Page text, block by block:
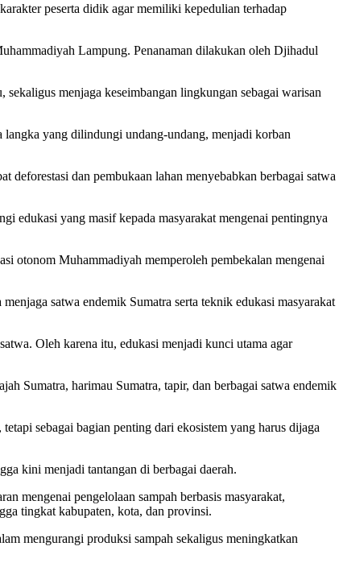
peserta didik agar memiliki kepedulian terhadap
Lampung. Penanaman dilakukan oleh Djihadul
menjaga keseimbangan lingkungan sebagai warisan
yang dilindungi undang-undang, menjadi korban
dan pembukaan lahan menyebabkan berbagai satwa
edukasi yang masif kepada masyarakat mengenai pentingnya
otonom Muhammadiyah memperoleh pembekalan mengenai
satwa endemik Sumatra serta teknik edukasi masyarakat
Oleh karena itu, edukasi menjadi kunci utama agar
Sumatra, harimau Sumatra, tapir, dan berbagai satwa endemik
sebagai bagian penting dari ekosistem yang harus dijaga
kini menjadi tantangan di berbagai daerah.
mengenai pengelolaan sampah berbasis masyarakat,
tingkat kabupaten, kota, dan provinsi.
mengurangi produksi sampah sekaligus meningkatkan